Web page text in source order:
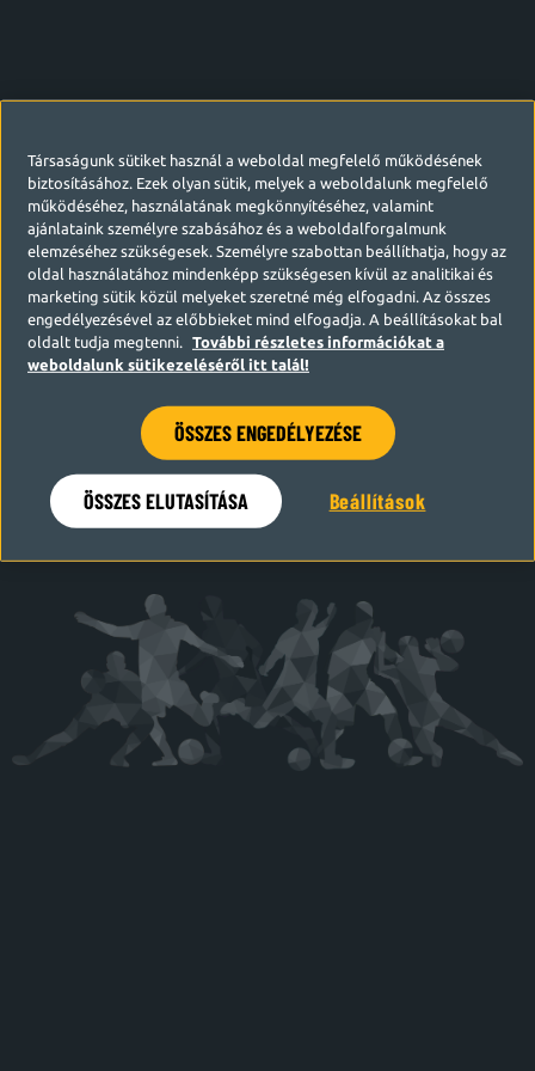
Hamarosan visszatérünk
Társaságunk sütiket használ a weboldal megfelelő működésének
biztosításához. Ezek olyan sütik, melyek a weboldalunk megfelelő
működéséhez, használatának megkönnyítéséhez, valamint
ajánlataink személyre szabásához és a weboldalforgalmunk
elemzéséhez szükségesek. Személyre szabottan beállíthatja, hogy az
oldal használatához mindenképp szükségesen kívül az analitikai és
marketing sütik közül melyeket szeretné még elfogadni. Az összes
engedélyezésével az előbbieket mind elfogadja. A beállításokat bal
oldalt tudja megtenni.
További részletes információkat a
weboldalunk sütikezeléséről itt talál!
ÖSSZES ENGEDÉLYEZÉSE
ÖSSZES ELUTASÍTÁSA Beállítások